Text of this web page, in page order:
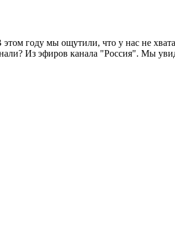
году мы ощутили, что у нас не
Из эфиров канала "Россия". Мы